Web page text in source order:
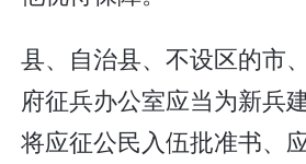
县、自治县、不设区的市
府征兵办公室应当为新兵
将应征公民入伍批准书、